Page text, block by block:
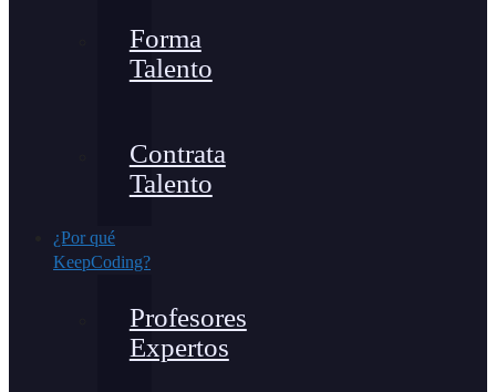
Forma
Talento
Contrata
Talento
¿Por qué
KeepCoding?
Profesores
Expertos